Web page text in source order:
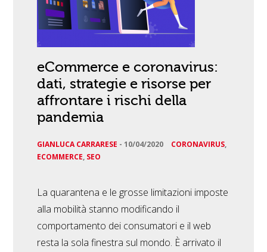
eCommerce e coronavirus:
dati, strategie e risorse per
affrontare i rischi della
pandemia
GIANLUCA CARRARESE -10/04/2020 CORONAVIRUS,
ECOMMERCE, SEO
La quarantena e le grosse limitazioni imposte
alla mobilità stanno modificando il
comportamento dei consumatori e il web
resta la sola finestra sul mondo. È arrivato il